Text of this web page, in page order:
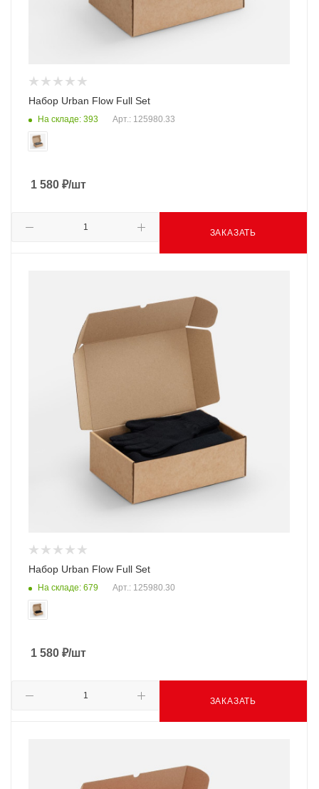
Набор Urban Flow Full Set
На складе: 393 Арт.: 125980.33
1 580 ₽/шт
ЗАКАЗАТЬ
Набор Urban Flow Full Set
На складе: 679 Арт.: 125980.30
1 580 ₽/шт
ЗАКАЗАТЬ